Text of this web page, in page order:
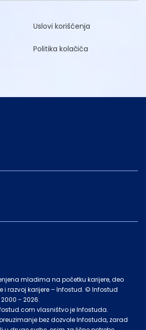
Uslovi korišćenja
Politika kolačića
mladima na početku karijere, deo
i razvoj karijere – Infostud. © Infostud
- 2026.
vlasništvo je Infostuda.
bez dozvole Infostuda, zarad